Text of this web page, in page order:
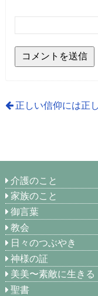
正しい信仰には正
介護のこと
家族のこと
御言葉
教会
日々のつぶやき
神様の証
美美〜素敵に生きる
聖書